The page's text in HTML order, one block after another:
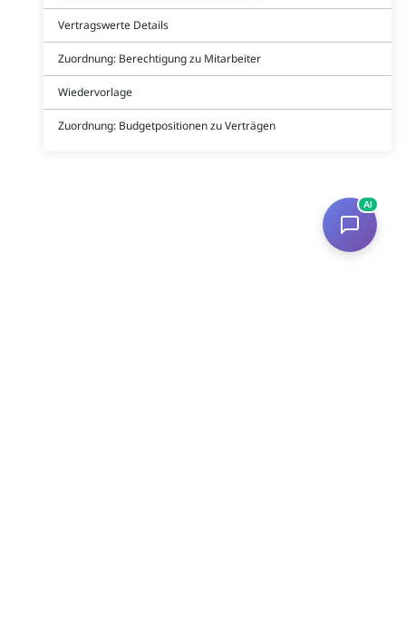
Vertragswerte Details
Zuordnung: Berechtigung zu Mitarbeiter
Wiedervorlage
Zuordnung: Budgetpositionen zu Verträgen
AI